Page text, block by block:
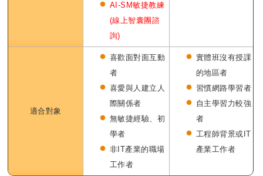
AI-SM敏捷教練
(線上智囊團諮
詢)
適合對象
喜歡面對面互動
者
喜愛與人建立人
際關係者
無敏捷經驗、初
學者
非IT產業的職場
工作者
實體班沒有授課
的地區者
習慣網路學習者
自主學習力較強
者
工程師背景或IT
產業工作者